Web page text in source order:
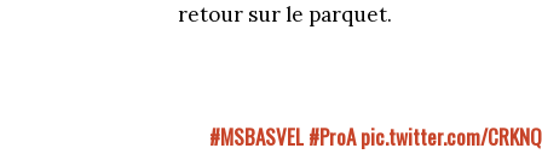
retour sur le parquet.
#MSBASVEL #ProA pic.twitter.com/